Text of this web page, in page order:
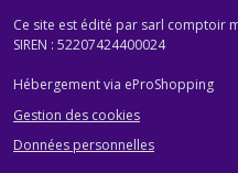
Ce site est édité par sarl comptoir
SIREN : 52207424400024
Hébergement via eProShopping
Gestion des cookies
Données personnelles